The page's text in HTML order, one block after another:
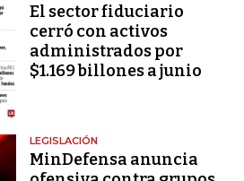
El sector fiduciario
cerró con activos
administrados por
$1.169 billones a junio
LEGISLACIÓN
MinDefensa anuncia